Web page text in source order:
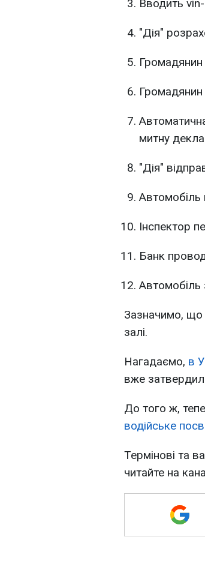
Вводить
"Дія"
Громадянин
Громадянин
митну
"Дія"
Інспектор
Банк
Автомобіль
Зазначимо, що
залі.
Нагадаємо, в
вже
До того ж,
водійське
Термінові та
читайте на